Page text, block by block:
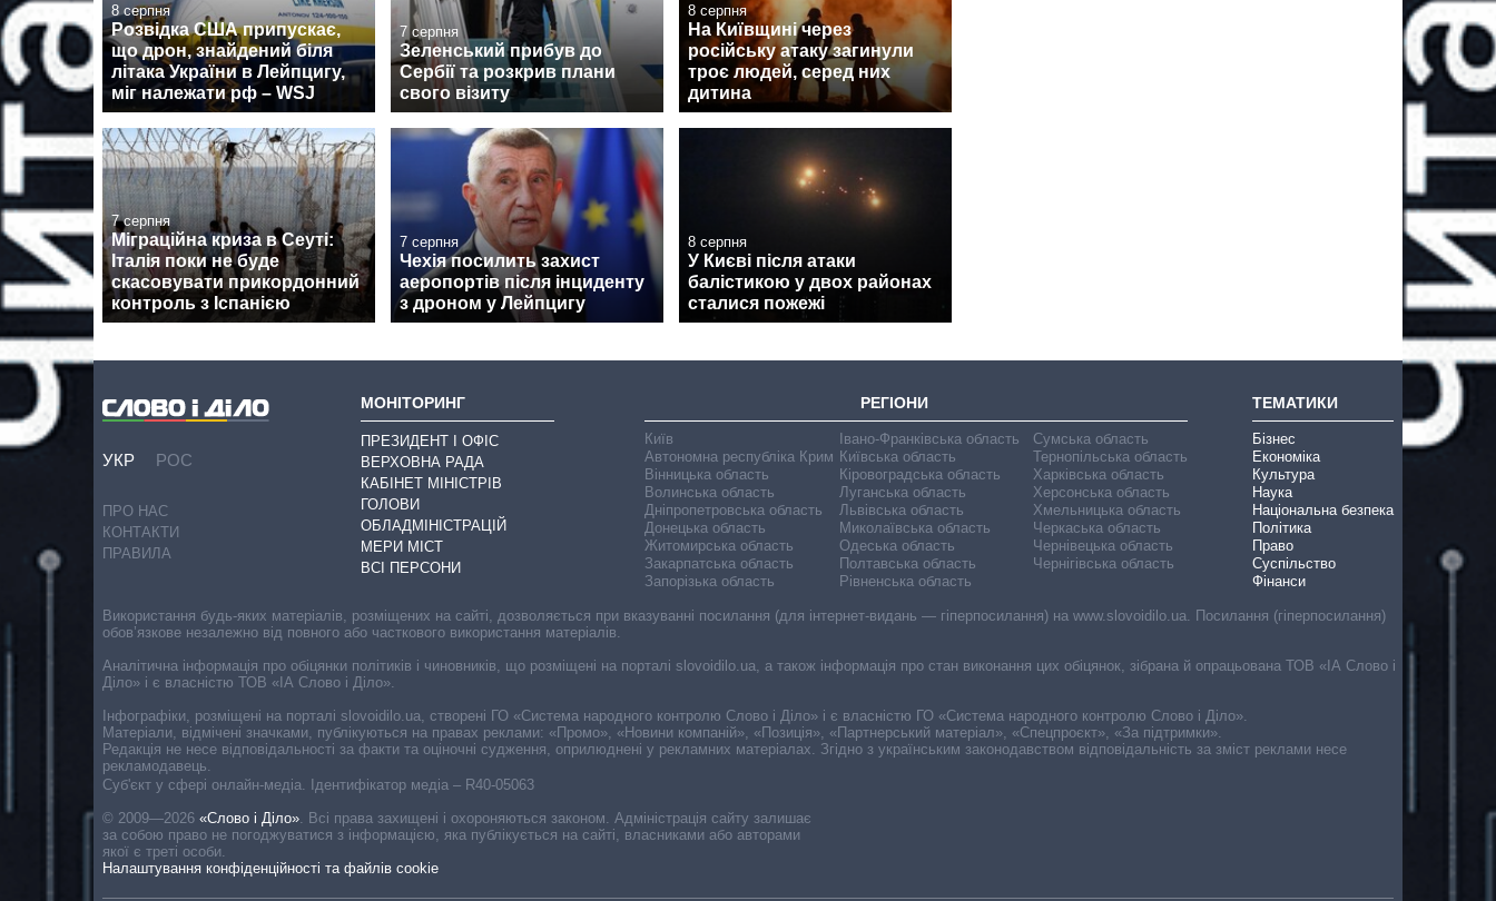
8 серпня
Розвідка США припускає,
що дрон, знайдений біля
літака України в Лейпцигу,
міг належати рф – WSJ
7 серпня
Зеленський прибув до
Сербії та розкрив плани
свого візиту
8 серпня
На Київщині через
російську атаку загинули
троє людей, серед них
дитина
7 серпня
Міграційна криза в Сеуті:
Італія поки не буде
скасовувати прикордонний
контроль з Іспанією
7 серпня
Чехія посилить захист
аеропортів після інциденту
з дроном у Лейпцигу
8 серпня
У Києві після атаки
балістикою у двох районах
сталися пожежі
УКР РОС
ПРО НАС
КОНТАКТИ
ПРАВИЛА
МОНІТОРИНГ
ПРЕЗИДЕНТ І ОФІС
ВЕРХОВНА РАДА
КАБІНЕТ МІНІСТРІВ
ГОЛОВИ
ОБЛАДМІНІСТРАЦІЙ
МЕРИ МІСТ
ВСІ ПЕРСОНИ
РЕГІОНИ
Київ
Автономна республіка Крим
Вінницька область
Волинська область
Дніпропетровська область
Донецька область
Житомирська область
Закарпатська область
Запорізька область
Івано-Франківська область
Київська область
Кіровоградська область
Луганська область
Львівська область
Миколаївська область
Одеська область
Полтавська область
Рівненська область
Сумська область
Тернопільська область
Харківська область
Херсонська область
Хмельницька область
Черкаська область
Чернівецька область
Чернігівська область
ТЕМАТИКИ
Бізнес
Економіка
Культура
Наука
Національна безпека
Політика
Право
Суспільство
Фінанси
Cуб'єкт у сфері онлайн-медіа. Ідентифікатор медіа – R40-05063
© 2009—2026 «Слово і Діло» Всі права захищені і охороняються законом. Адміністрація сайту залишає
за собою право не погоджуватися з інформацією, яка публікується на сайті, власниками або авторами
якої є треті особи.
Налаштування конфіденційності та файлів cookie
Використання будь-яких матеріалів, розміщених на сайті, дозволяється при вказуванні посилання (для інтернет-видань — гіперпосилання) на www.slovoidilo.ua. Посилання (гіперпосилання)
обов’язкове незалежно від повного або часткового використання матеріалів.
Аналітична інформація про обіцянки політиків і чиновників, що розміщені на порталі slovoidilo.ua, а також інформація про стан виконання цих обіцянок, зібрана й опрацьована ТОВ «ІА Слово і
Діло» і є власністю ТОВ «ІА Слово і Діло».
Інфографіки, розміщені на порталі slovoidilo.ua, створені ГО «Система народного контролю Слово і Діло» і є власністю ГО «Система народного контролю Слово і Діло».
Матеріали, відмічені значками, публікуються на правах реклами: «Промо», «Новини компаній», «Позиція», «Партнерський матеріал», «Спецпроєкт», «За підтримки».
Редакція не несе відповідальності за факти та оціночні судження, оприлюднені у рекламних матеріалах. Згідно з українським законодавством відповідальність за зміст реклами несе
рекламодавець.